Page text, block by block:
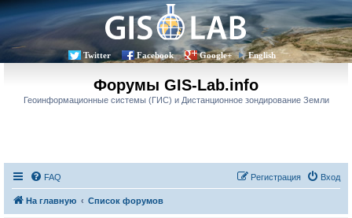
Twitter Facebook Google+ English
Форумы GIS-Lab.info
Геоинформационные системы (ГИС) и Дистанционное зондирование Земли
FAQ Вход
Регистрация
На главную Список форумов